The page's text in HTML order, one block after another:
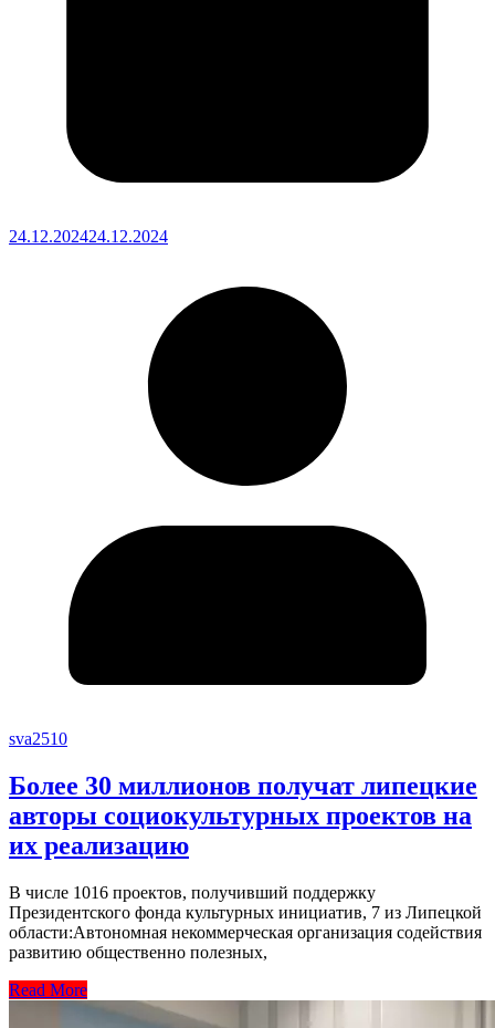
24.12.202424.12.2024
sva2510
Более 30 миллионов получат липецкие
авторы социокультурных проектов на
их реализацию
В числе 1016 проектов, получивший поддержку
Президентского фонда культурных инициатив, 7 из Липецкой
области:Автономная некоммерческая организация содействия
развитию общественно полезных,
Read More